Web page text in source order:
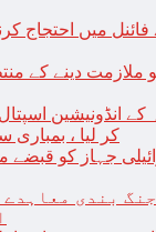
میں احتجاج
ملازمت دینے کے
کے انڈونیشین
کر لیا ، بمباری سے
جہاز کو قبضے
بندی معاہدے